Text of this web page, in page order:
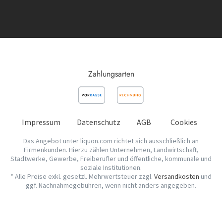
Zahlungsarten
Impressum Datenschutz AGB Cookies
Das Angebot unter liquon.com richtet sich ausschließlich an
Firmenkunden. Hierzu zählen Unternehmen, Landwirtschaft,
Stadtwerke, Gewerbe, Freiberufler und öffentliche, kommunale und
soziale Institutionen.
* Alle Preise exkl. gesetzl. Mehrwertsteuer zzgl. Versandkosten und
ggf. Nachnahmegebühren, wenn nicht anders angegeben.